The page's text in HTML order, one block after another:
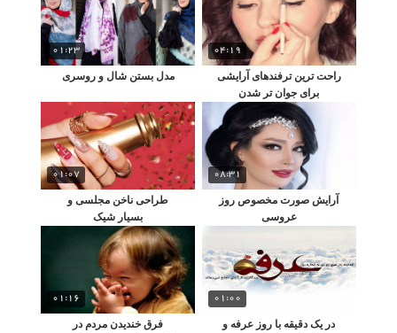
04:19
راحت ترین ترفندهای آرایشی
برای جوان تر شدن
01:23
مدل بستن شال و روسری
08:31
آرایش صورت مخصوص روز
عروسی
01:07
طراحی ناخن مجلسی و
بسیار شیک
01:00
در یک دقیقه با روز عرفه و
01:16
فرق خندیدن مردم در